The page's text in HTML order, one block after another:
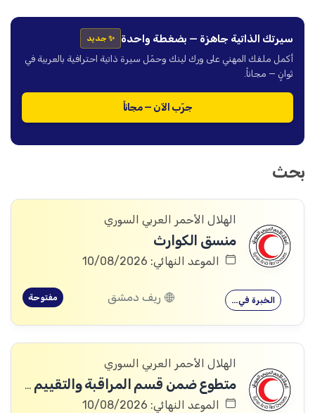
سيرتك الذاتية جاهزة — بضغطة واحدة ✨ جديد
أكمل ملفك المهني على ورك لينك وحمّل سيرة ذاتية احترافية بالعربية في
ثوانٍ — مجاناً.
جرّب الآن — مجاناً
بحث
الهلال الأحمر العربي السوري
منسق الكوارث
الموعد النهائي: 10/08/2026
الخبرة في… ريف دمشق مفتوحة
الهلال الأحمر العربي السوري
متطوع ضمن قسم المراقبة والتقييم والتعلم (MEAL)
الموعد النهائي: 10/08/2026